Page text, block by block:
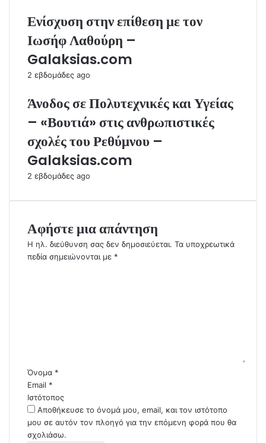
Ενίσχυση στην επίθεση με τον
Ιωσήφ Λαθούρη –
Galaksias.com
2 εβδομάδες ago
Άνοδος σε Πολυτεχνικές και Υγείας
– «Βουτιά» στις ανθρωπιστικές
σχολές του Ρεθύμνου –
Galaksias.com
2 εβδομάδες ago
Αφήστε μια απάντηση
Η ηλ. διεύθυνση σας δεν δημοσιεύεται. Τα υποχρεωτικά
πεδία σημειώνονται με *
Όνομα *
Email *
Ιστότοπος
Αποθήκευσε το όνομά μου, email, και τον ιστότοπο
μου σε αυτόν τον πλοηγό για την επόμενη φορά που θα
σχολιάσω.